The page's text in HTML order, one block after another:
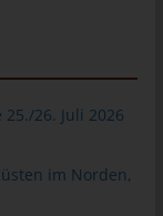
26. Juli 2026
im Norden,
nutzbar.
System eine
Diese